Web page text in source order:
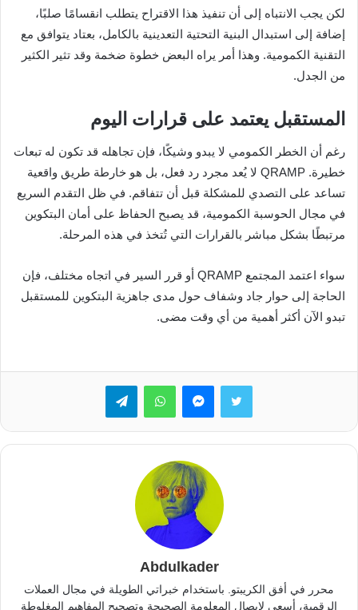
لكن يجب الانتباه إلى أن تنفيذ هذا الاقتراح يتطلب انقسامًا صلبًا،
إضافة إلى استبدال البنية التحتية التعدينية بالكامل، بعتاد يتوافق مع
التقنية الكمومية. وهذا أمر يراه البعض خطوة ضخمة وقد تثير الكثير
من الجدل.
المستقبل يعتمد على قرارات اليوم
رغم أن الخطر الكمومي لا يبدو وشيكًا، فإن تجاهله قد تكون له تبعات
خطيرة. QRAMP لا يُعد مجرد رد فعل، بل هو خارطة طريق واقعية
تساعد على التصدي للمشكلة قبل أن تتفاقم. في ظل التقدم السريع
في مجال الحوسبة الكمومية، قد يصبح الحفاظ على أمان البتكوين
مرتبطًا بشكل مباشر بالقرارات التي تُتخذ في هذه المرحلة.
سواء اعتمد المجتمع QRAMP أو قرر السير في اتجاه مختلف، فإن
الحاجة إلى حوار جاد وشفاف حول مدى جاهزية البتكوين للمستقبل
تبدو الآن أكثر أهمية من أي وقت مضى.
تويتر ماسنجرواتساب تيلقرام
Abdulkader
محرر في أفق الكريبتو. باستخدام خبراتي الطويلة في مجال العملات
الرقمية، أسعى لإيصال المعلومة الصحيحة وتصحيح المفاهيم المغلوطة